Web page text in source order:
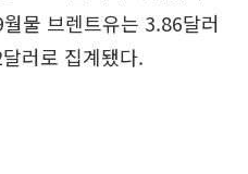
물 브렌트유는 3.86달러
러로 집계됐다.